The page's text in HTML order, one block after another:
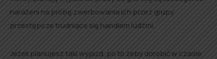
narażeni na próbę zwerbowania ich przez grupy
przestępcze trudniące się handlem ludźmi.
Jeżeli planujesz taki wyjazd, po to żeby dorobić w czasie